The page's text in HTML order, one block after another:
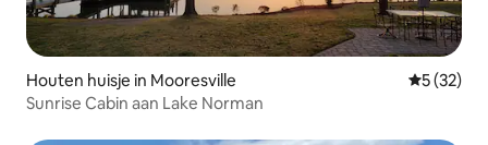
Houten huisje in Mooresville
5 (32)
Sunrise Cabin aan Lake Norman